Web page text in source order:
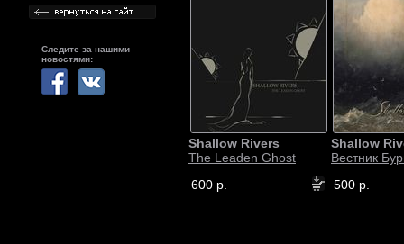
Следите за нашими
новостями:
Shallow Rivers
The Leaden Ghost
600 р.
Shallow
Вестник
500 р.